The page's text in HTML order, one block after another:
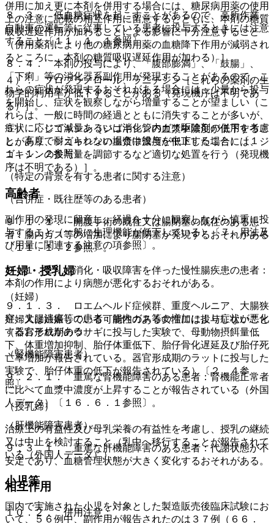
併用に加え更に本剤を併用する場合には、糖尿病用薬の使用
上の注意に記載の相互作用に留意するとともに、本剤の糖質
吸収遅延作用が加わることによる影響に十分注意すること
（併用薬剤により他の糖尿病用薬の血糖降下作用が減弱され
るところに、本剤の糖質吸収遅延作用が加わる）］。
４）． プロプラノロール、ラニチジン［これらの薬剤の生
物学的利用率が低下することがある（発現機序は不明であ
る）］。
５）． ジゴキシン［ジゴキシンの血漿中濃度が低下するこ
とがあり、ジゴキシンの血漿中濃度が低下した場合には、ジ
ゴキシンの投与量を調節するなど適切な処置を行う（発現機
序は不明である）］。
高齢者
副作用の発現に留意し、経過を十分に観察しながら慎重に投
与すること（一般に生理機能が低下している）〔７．用法及
び用量に関連する注意の項参照〕。
妊婦・授乳婦
（妊婦）
妊婦又は妊娠している可能性のある女性には投与しないこと
（器官形成期のウサギに投与した実験で、母動物摂餌量低
下、体重増加抑制、胎仔体重低下、胎仔骨化遅延及び胎仔死
亡率増加が報告されている。器官形成期のラットに投与した
実験で、胎仔体重の低下が報告されている）〔２．４参
照〕。
（授乳婦）
治療上の有益性及び母乳栄養の有益性を考慮し、授乳の継続
又は中止を検討すること（乳中へ移行することが報告されて
いる（外国人データ））。
小児等
国内で実施された小児を対象とした製造販売後臨床試験にお
いて、５６例中、副作用が報告されたのは３７例（６６．
８．３． 低血糖症状を起こすことがあるので、高所作業、
自動車の運転等に従事している患者に投与するときには注意
すること〔１１．１．１参照〕。
８．４． 本剤の投与により、「腹部膨満」、「鼓腸」、
「下痢」等の消化器系副作用が発現することがあるので、こ
れらの症状が発現するおそれがある場合には、少量から投与
を開始し、症状を観察しながら増量することが望ましい（こ
れらは、一般に時間の経過とともに消失することが多いが、
症状に応じて減量あるいは消化管内ガス駆除剤の併用を考慮
し、高度で耐えられない場合は投与を中止すること）〔１
１．１．２参照〕。
（特定の背景を有する患者に関する注意）
（合併症・既往歴等のある患者）
９．１．１． 開腹手術の既往又は腸閉塞の既往のある患
者：腸内ガス等の増加により腸閉塞が発現するおそれがある
〔１１．１．２参照〕。
９．１．２． 消化・吸収障害を伴った慢性腸疾患の患者：
本剤の作用により病態が悪化するおそれがある。
９．１．３． ロエムヘルド症候群、重度ヘルニア、大腸狭
窄・大腸潰瘍等の患者：腸内ガス等の増加により症状が悪化
するおそれがある。
（腎機能障害患者）
９．２．１． 重篤な腎機能障害のある患者：腎機能正常者
に比べて血漿中濃度が上昇することが報告されている（外国
人データ）〔１６．６．１参照〕。
（肝機能障害患者）
９．３．１． 重篤な肝機能障害のある患者：代謝状態が不
安定であり、血糖管理状態が大きく変化するおそれがある。
相互作用
１０．２． 併用注意：